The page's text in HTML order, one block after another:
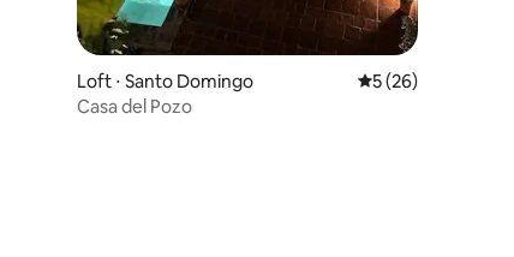
Loft ⋅ Santo Domingo 5 de uma
5 (26)
Casa del Pozo